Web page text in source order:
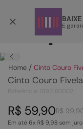
E
Cinto Couro
R$ 99,
R$ 59,90
Em até6x R$ 9,98sem
1
2º
tenis
4º
sandalia
5º
rasteira